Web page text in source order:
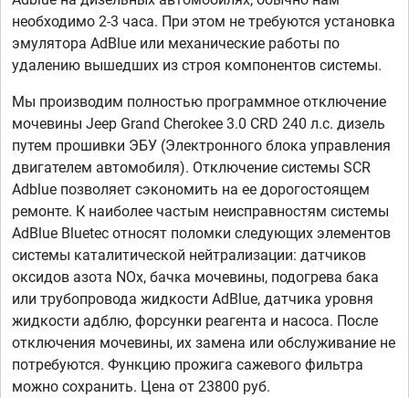
необходимо 2-3 часа. При этом не требуются установка
эмулятора AdBlue или механические работы по
удалению вышедших из строя компонентов системы.
Мы производим полностью программное отключение
мочевины Jeep Grand Cherokee 3.0 CRD 240 л.с. дизель
путем прошивки ЭБУ (Электронного блока управления
двигателем автомобиля). Отключение системы SCR
Adblue позволяет сэкономить на ее дорогостоящем
ремонте. К наиболее частым неисправностям системы
AdBlue Bluetec относят поломки следующих элементов
системы каталитической нейтрализации: датчиков
оксидов азота NOx, бачка мочевины, подогрева бака
или трубопровода жидкости AdBlue, датчика уровня
жидкости адблю, форсунки реагента и насоса. После
отключения мочевины, их замена или обслуживание не
потребуются. Функцию прожига сажевого фильтра
можно сохранить. Цена от 23800 руб.